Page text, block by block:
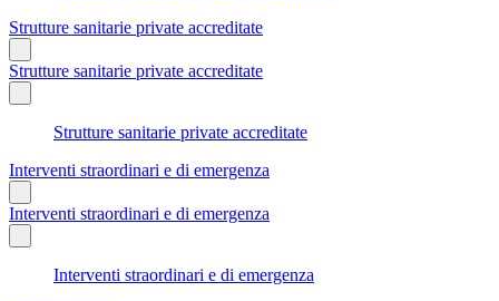
Strutture sanitarie private accreditate
Strutture sanitarie private accreditate
Strutture sanitarie private accreditate
Interventi straordinari e di emergenza
Interventi straordinari e di emergenza
Interventi straordinari e di emergenza